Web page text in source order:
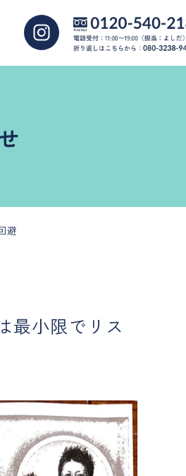
避
最小限でリス